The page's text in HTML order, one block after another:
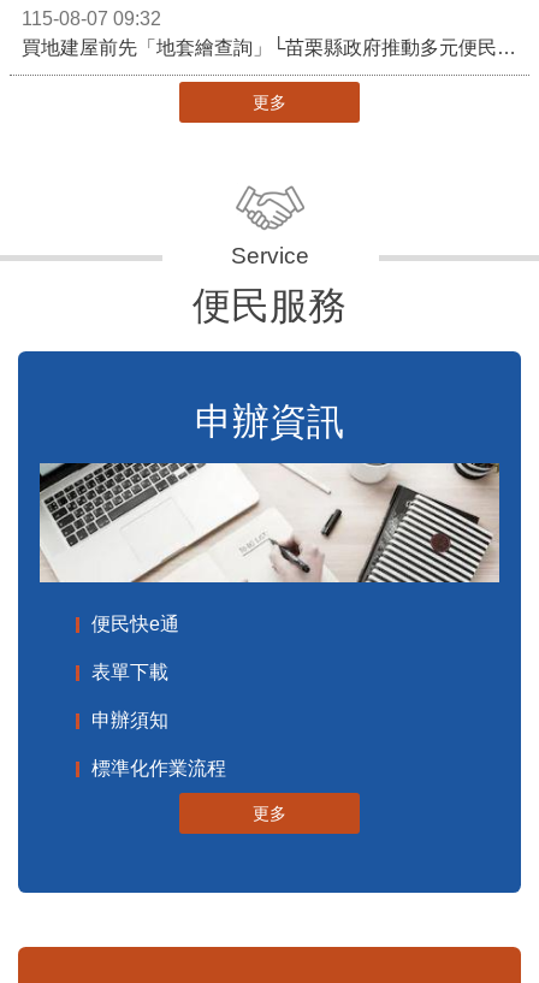
115-08-07 09:32
買地建屋前先「地套繪查詢」└苗栗縣政府推動多元便民諮詢服務
更多
便民服務
申辦資訊
便民快e通
表單下載
申辦須知
標準化作業流程
更多